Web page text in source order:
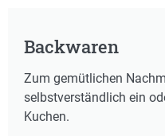
Backwaren
Zum gemütlichen
selbstverständlich ein
Kuchen.